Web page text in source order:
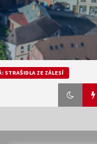
STRAŠIDLA ZE ZÁLESÍ